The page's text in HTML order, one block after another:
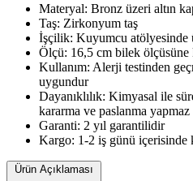
Materyal: Bronz üzeri altın
Taş: Zirkonyum taş
İşçilik: Kuyumcu atölyesinde
Ölçü: 16,5 cm bilek
Kullanım: Alerji testinden
uygundur
Dayanıklılık: Kimyasal ile
kararma ve paslanma yapmaz
Garanti: 2 yıl garantilidir
Kargo: 1-2 iş günü
Ürün Açıklaması